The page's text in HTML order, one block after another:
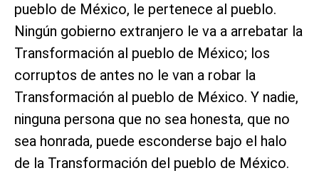
pueblo de México, le pertenece al pueblo.
Ningún gobierno extranjero le va a arrebatar la
Transformación al pueblo de México; los
corruptos de antes no le van a robar la
Transformación al pueblo de México. Y nadie,
ninguna persona que no sea honesta, que no
sea honrada, puede esconderse bajo el halo
de la Transformación del pueblo de México.